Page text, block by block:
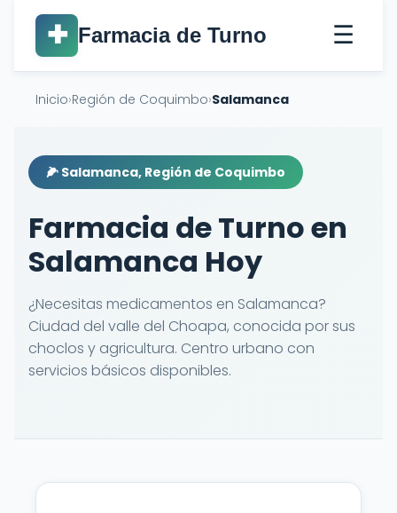
✚ Farmacia de Turno ☰
Inicio›Región de Coquimbo›Salamanca
🌽 Salamanca, Región de Coquimbo
Farmacia de Turno en
Salamanca Hoy
¿Necesitas medicamentos en Salamanca?
Ciudad del valle del Choapa, conocida por sus
choclos y agricultura. Centro urbano con
servicios básicos disponibles.